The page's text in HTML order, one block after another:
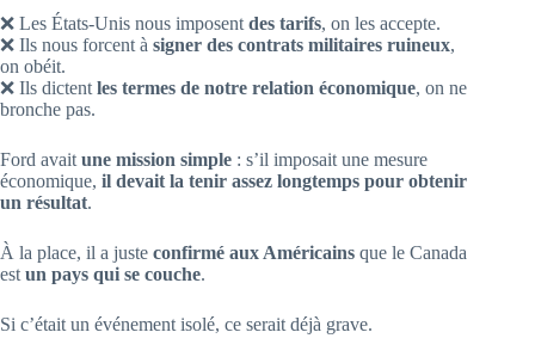
❌ Les États-Unis nous imposent des tarifs, on les accepte.
❌ Ils nous forcent à signer des contrats militaires ruineux,
on obéit.
❌ Ils dictent les termes de notre relation économique, on ne
bronche pas.
Ford avait une mission simple : s’il imposait une mesure
économique, il devait la tenir assez longtemps pour obtenir
un résultat.
À la place, il a juste confirmé aux Américains que le Canada
est un pays qui se couche.
Si c’était un événement isolé, ce serait déjà grave.